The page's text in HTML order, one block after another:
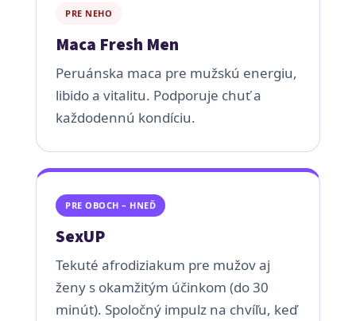
PRE NEHO
Maca Fresh Men
Peruánska maca pre mužskú energiu,
libido a vitalitu. Podporuje chuť a
každodennú kondíciu.
PRE OBOCH – HNEĎ
SexUP
Tekuté afrodiziakum pre mužov aj
ženy s okamžitým účinkom (do 30
minút). Spoločný impulz na chvíľu, keď